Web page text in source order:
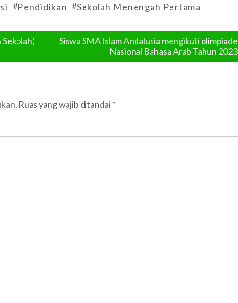
#Pendidikan #Sekolah Menengah Pertama
Siswa SMA Islam Andalusia mengikuti olimpiade
Nasional Bahasa Arab Tahun 2023
Ruas yang wajib ditandai *